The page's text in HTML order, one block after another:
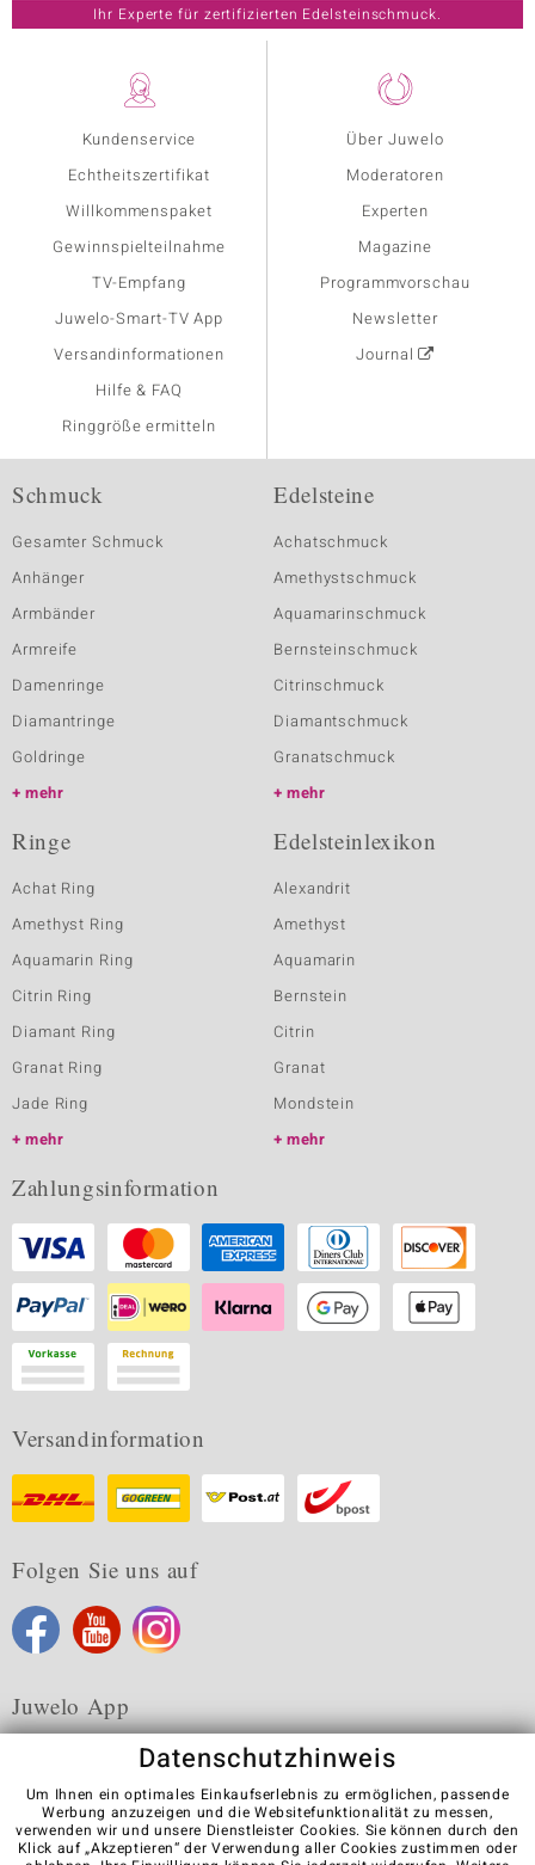
Kundenservice
Echtheitszertifikat
Willkommenspaket
Gewinnspielteilnahme
TV-Empfang
Juwelo-Smart-TV App
Versandinformationen
Hilfe & FAQ
Ringgröße ermitteln
Über Juwelo
Moderatoren
Experten
Magazine
Programmvorschau
Newsletter
Journal
Ihr Experte für zertifizierten Edelsteinschmuck.
Schmuck
Gesamter Schmuck
Anhänger
Armbänder
Armreife
Damenringe
Diamantringe
Goldringe
mehr
Edelsteine
Achatschmuck
Amethystschmuck
Aquamarinschmuck
Bernsteinschmuck
Citrinschmuck
Diamantschmuck
Granatschmuck
mehr
Ringe
Achat Ring
Amethyst Ring
Aquamarin Ring
Citrin Ring
Diamant Ring
Granat Ring
Jade Ring
mehr
Edelsteinlexikon
Alexandrit
Amethyst
Aquamarin
Bernstein
Citrin
Granat
Mondstein
mehr
Zahlungsinformation
Versandinformation
Folgen Sie uns auf
Juwelo App
Karriere AGB Datenschutz Cookies
Impressum
Kontakt
Vertrag widerrufen
Datenschutzhinweis
Um Ihnen ein optimales Einkaufserlebnis zu ermöglichen, passende
Werbung anzuzeigen und die Websitefunktionalität zu messen,
verwenden wir und unsere Dienstleister Cookies. Sie können durch den
Klick auf „Akzeptieren“ der Verwendung aller Cookies zustimmen oder